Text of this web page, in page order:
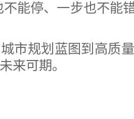
能停、一步也不能
规划蓝图到高质量
来可期。